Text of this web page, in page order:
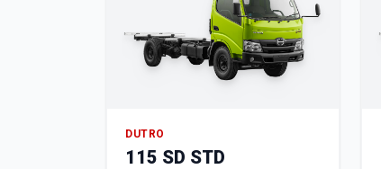
DUTRO
115 SD STD